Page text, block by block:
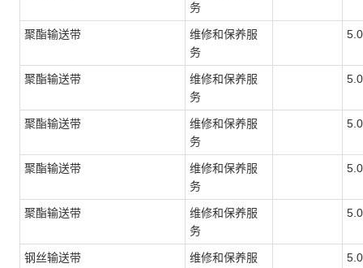
务
聚酯输送带
维修和保养服
务
聚酯输送带
维修和保养服
务
聚酯输送带
维修和保养服
务
聚酯输送带
维修和保养服
务
聚酯输送带
维修和保养服
务
钢丝输送带
维修和保养服